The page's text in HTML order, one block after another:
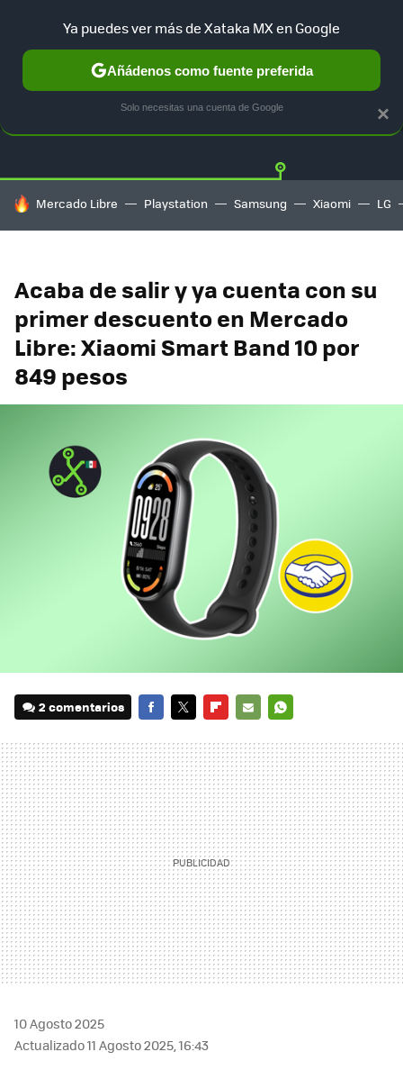
GUÍA DE COMPRAS MERCADO LIBRE
HOY SE HABLA DE
Mercado Libre Playstation Samsung Xiaomi LG
Acaba de salir y ya cuenta con su
primer descuento en Mercado
Libre: Xiaomi Smart Band 10 por
849 pesos
2 comentarios
MAIL
10 Agosto 2025
Actualizado 11 Agosto 2025, 16:43
×
Ya puedes ver más de Xataka MX en Google
Añádenos como fuente preferida
Solo necesitas una cuenta de Google